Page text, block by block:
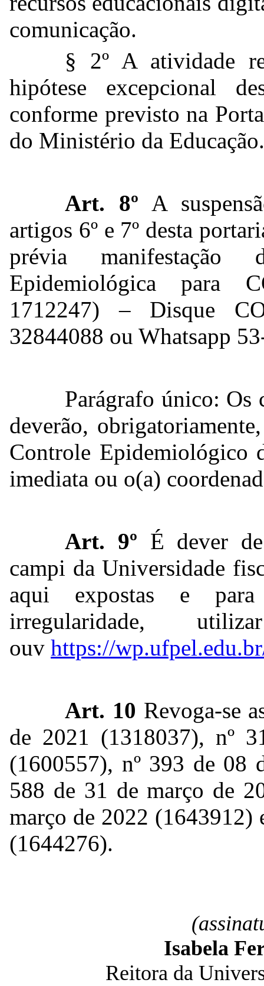
comunicação.
§ 2º A atividade
hipótese excepcional
conforme previsto na
do Ministério da Educação.
Art. 8º A
artigos 6º e 7º desta
prévia
Epidemiológica para
1712247) – Disque
32844088 ou Whatsapp
Parágrafo único: Os
deverão,
Controle Epidemiológico
imediata ou o(a)
Art. 9º É dever
campi da Universidade
aqui expostas e
irregularidade,
ouv https://
Art. 10 Revoga-se
de 2021 (1318037), nº
(1600557), nº 393 de 08
588 de 31 de março de
março de 2022 (1643912)
(1644276).
Isabela
Reitora da